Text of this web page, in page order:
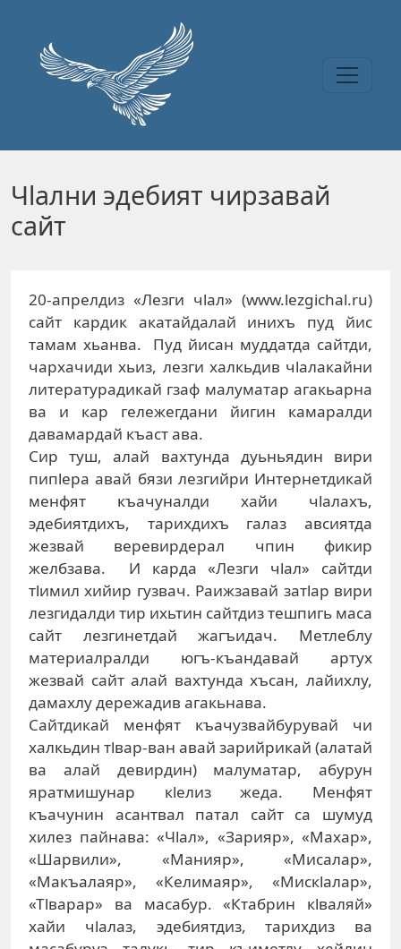
Чlални эдебият чирзавай
сайт
20-апрелдиз «Лезги чlал» (www.lezgichal.ru)
сайт кардик акатайдалай инихъ пуд йис
тамам хьанва. Пуд йисан муддатда сайтди,
чархачиди хьиз, лезги халкьдив чlалакайни
литературадикай гзаф малуматар агакьарна
ва и кар гележегдани йигин камаралди
давамардай къаст ава.
Сир туш, алай вахтунда дуьньядин вири
пипlера авай бязи лезгийри Интернетдикай
менфят къачуналди хайи чlалахъ,
эдебиятдихъ, тарихдихъ галаз авсиятда
жезвай веревирдерал чпин фикир
желбзава. И карда «Лезги чlал» сайтди
тlимил хийир гузвач. Раижзавай затlар вири
лезгидалди тир ихьтин сайтдиз тешпигь маса
сайт лезгинетдай жагъидач. Метлеблу
материалралди югъ-къандавай артух
жезвай сайт алай вахтунда хъсан, лайихлу,
дамахлу дережадив агакьнава.
Сайтдикай менфят къачузвайбурувай чи
халкьдин тlвар-ван авай зарийрикай (алатай
ва алай девирдин) малуматар, абурун
яратмишунар кlелиз жеда. Менфят
къачунин асантвал патал сайт са шумуд
хилез пайнава: «Чlал», «Зарияр», «Махар»,
«Шарвили», «Манияр», «Мисалар»,
«Макъалаяр», «Келимаяр», «Мискlалар»,
«Тlварар» ва масабур. «Ктабрин кlваляй»
хайи чlалаз, эдебиятдиз, тарихдиз ва